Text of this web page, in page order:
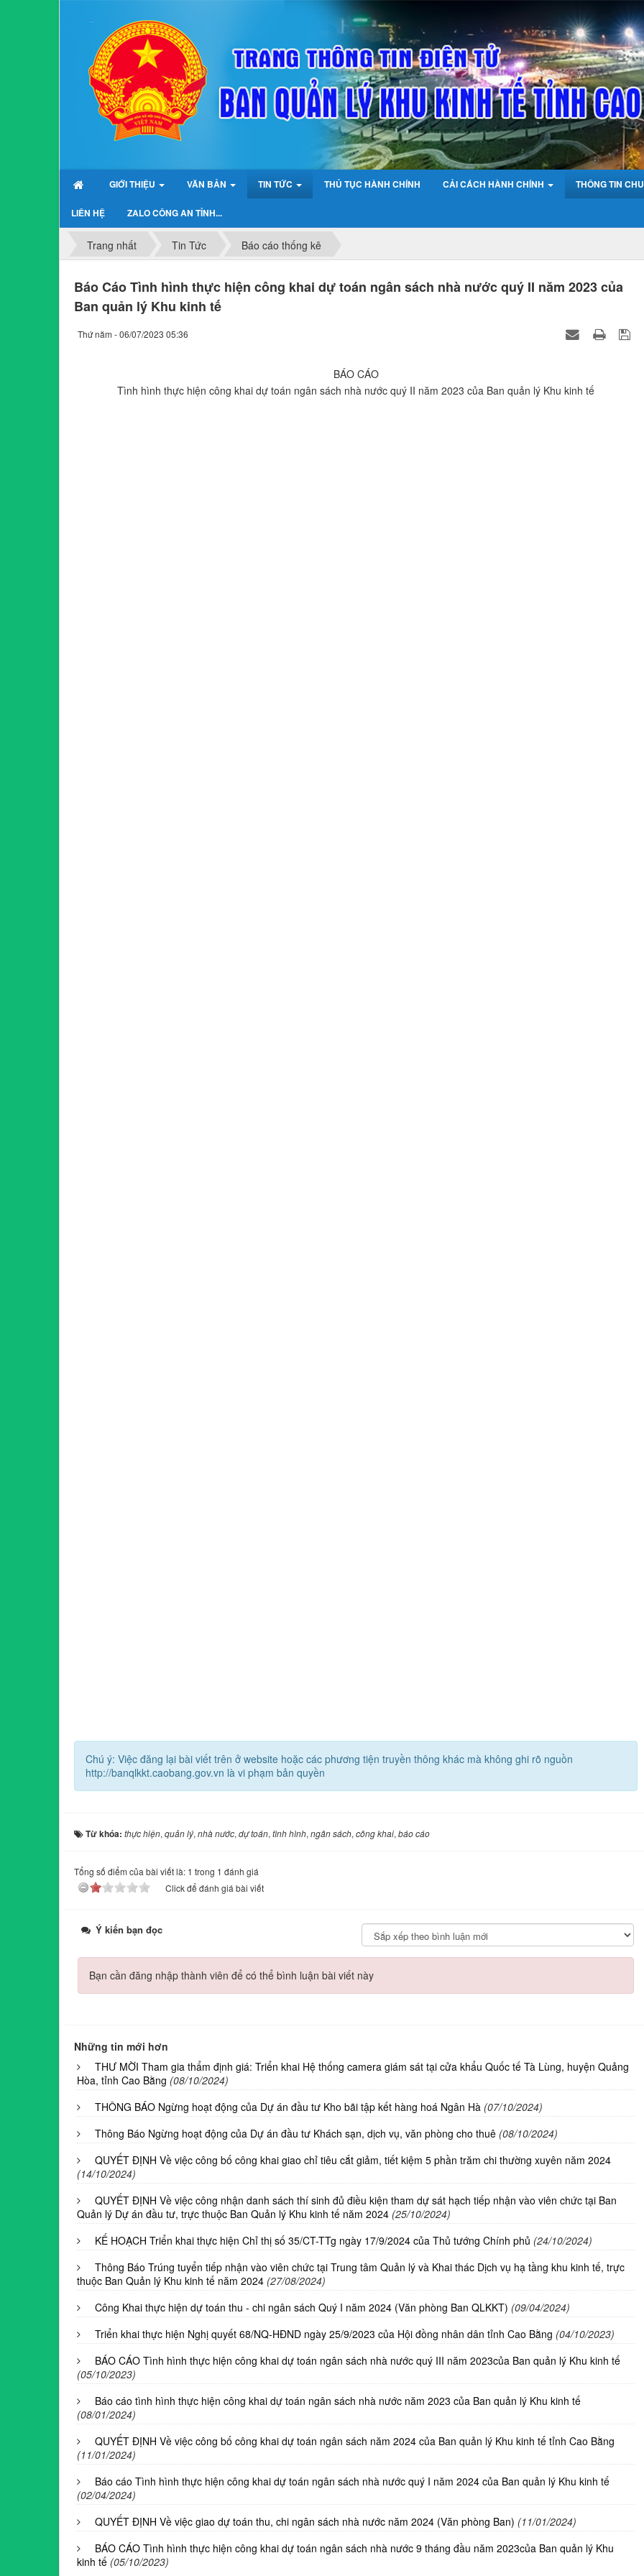
GIỚI THIỆU VĂN BẢN TIN TỨC THỦ TỤC HÀNH CHÍNH CẢI CÁCH HÀNH CHÍNH THÔNG TIN
LIÊN HỆ ZALO CÔNG AN TỈNH...
Trang nhất Tin Tức Báo cáo thống kê
Báo Cáo Tình hình thực hiện công khai dự toán ngân sách nhà nước quý II năm 2023 của
Ban quản lý Khu kinh tế
Thứ năm - 06/07/2023 05:36
BÁO CÁO
Tình hình thực hiện công khai dự toán ngân sách nhà nước quý II năm 2023 của Ban quản lý Khu kinh tế
Chú ý: Việc đăng lại bài viết trên ở website hoặc các phương tiện truyền thông khác mà không ghi rõ nguồn
http://banqlkkt.caobang.gov.vn là vi phạm bản quyền
Từ khóa: thực hiện, quản lý, nhà nước, dự toán, tình hình, ngân sách, công khai, báo cáo
Tổng số điểm của bài viết là: 1 trong 1 đánh giá
Click để đánh giá bài viết
Ý kiến bạn đọc
Bạn cần đăng nhập thành viên để có thể bình luận bài viết này
Những tin mới hơn
THƯ MỜI Tham gia thẩm định giá: Triển khai Hệ thống camera giám sát tại cửa khẩu Quốc tế Tà Lùng, huyện Quảng
Hòa, tỉnh Cao Bằng (08/10/2024)
THÔNG BÁO Ngừng hoạt động của Dự án đầu tư Kho bãi tập kết hàng hoá Ngân Hà (07/10/2024)
Thông Báo Ngừng hoạt động của Dự án đầu tư Khách sạn, dịch vụ, văn phòng cho thuê (08/10/2024)
QUYẾT ĐỊNH Về việc công bố công khai giao chỉ tiêu cắt giảm, tiết kiệm 5 phần trăm chi thường xuyên năm 2024
(14/10/2024)
QUYẾT ĐỊNH Về việc công nhận danh sách thí sinh đủ điều kiện tham dự sát hạch tiếp nhận vào viên chức tại Ban
Quản lý Dự án đầu tư, trực thuộc Ban Quản lý Khu kinh tế năm 2024 (25/10/2024)
KẾ HOẠCH Triển khai thực hiện Chỉ thị số 35/CT-TTg ngày 17/9/2024 của Thủ tướng Chính phủ (24/10/2024)
Thông Báo Trúng tuyển tiếp nhận vào viên chức tại Trung tâm Quản lý và Khai thác Dịch vụ hạ tầng khu kinh tế, trực
thuộc Ban Quản lý Khu kinh tế năm 2024 (27/08/2024)
Công Khai thực hiện dự toán thu - chi ngân sách Quý I năm 2024 (Văn phòng Ban QLKKT) (09/04/2024)
Triển khai thực hiện Nghị quyết 68/NQ-HĐND ngày 25/9/2023 của Hội đồng nhân dân tỉnh Cao Bằng (04/10/2023)
BÁO CÁO Tình hình thực hiện công khai dự toán ngân sách nhà nước quý III năm 2023của Ban quản lý Khu kinh tế
(05/10/2023)
Báo cáo tình hình thực hiện công khai dự toán ngân sách nhà nước năm 2023 của Ban quản lý Khu kinh tế
(08/01/2024)
QUYẾT ĐỊNH Về việc công bố công khai dự toán ngân sách năm 2024 của Ban quản lý Khu kinh tế tỉnh Cao Bằng
(11/01/2024)
Báo cáo Tình hình thực hiện công khai dự toán ngân sách nhà nước quý I năm 2024 của Ban quản lý Khu kinh tế
(02/04/2024)
QUYẾT ĐỊNH Về việc giao dự toán thu, chi ngân sách nhà nước năm 2024 (Văn phòng Ban) (11/01/2024)
BÁO CÁO Tình hình thực hiện công khai dự toán ngân sách nhà nước 9 tháng đầu năm 2023của Ban quản lý Khu
kinh tế (05/10/2023)